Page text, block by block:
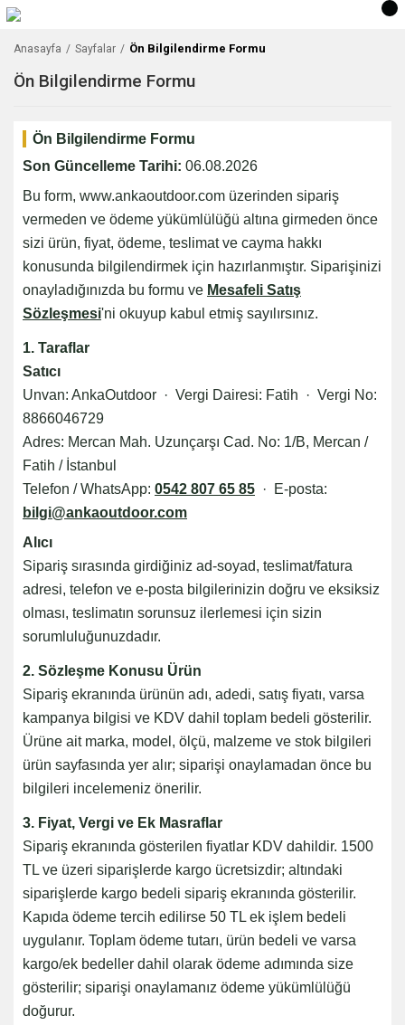
Anasayfa Sayfalar Ön Bilgilendirme Formu
Ön Bilgilendirme Formu
Ön Bilgilendirme Formu
Son Güncelleme Tarihi: 06.08.2026
Bu form, www.ankaoutdoor.com üzerinden sipariş
vermeden ve ödeme yükümlülüğü altına girmeden önce
sizi ürün, fiyat, ödeme, teslimat ve cayma hakkı
konusunda bilgilendirmek için hazırlanmıştır. Siparişinizi
onayladığınızda bu formu ve Mesafeli Satış
Sözleşmesi'ni okuyup kabul etmiş sayılırsınız.
1. Taraflar
Satıcı
Unvan: AnkaOutdoor · Vergi Dairesi: Fatih · Vergi No:
8866046729
Adres: Mercan Mah. Uzunçarşı Cad. No: 1/B, Mercan /
Fatih / İstanbul
Telefon / WhatsApp: 0542 807 65 85 · E-posta:
bilgi@ankaoutdoor.com
Alıcı
Sipariş sırasında girdiğiniz ad-soyad, teslimat/fatura
adresi, telefon ve e-posta bilgilerinizin doğru ve eksiksiz
olması, teslimatın sorunsuz ilerlemesi için sizin
sorumluluğunuzdadır.
2. Sözleşme Konusu Ürün
Sipariş ekranında ürünün adı, adedi, satış fiyatı, varsa
kampanya bilgisi ve KDV dahil toplam bedeli gösterilir.
Ürüne ait marka, model, ölçü, malzeme ve stok bilgileri
ürün sayfasında yer alır; siparişi onaylamadan önce bu
bilgileri incelemeniz önerilir.
3. Fiyat, Vergi ve Ek Masraflar
Sipariş ekranında gösterilen fiyatlar KDV dahildir. 1500
TL ve üzeri siparişlerde kargo ücretsizdir; altındaki
siparişlerde kargo bedeli sipariş ekranında gösterilir.
Kapıda ödeme tercih edilirse 50 TL ek işlem bedeli
uygulanır. Toplam ödeme tutarı, ürün bedeli ve varsa
kargo/ek bedeller dahil olarak ödeme adımında size
gösterilir; siparişi onaylamanız ödeme yükümlülüğü
doğurur.